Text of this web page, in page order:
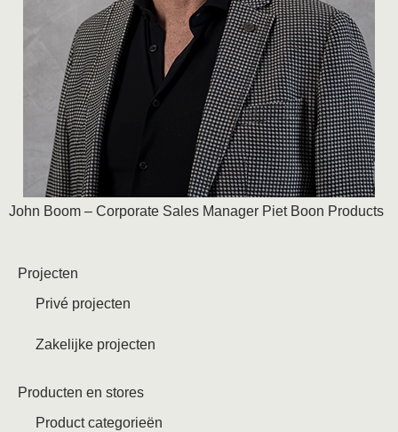
John Boom – Corporate Sales Manager Piet Boon Products
Projecten
Privé projecten
Zakelijke projecten
Producten en stores
Product categorieën